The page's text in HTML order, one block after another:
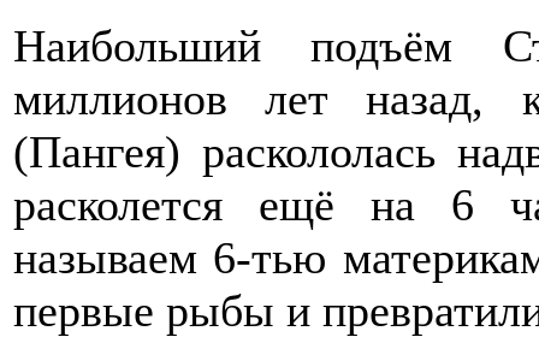
Наибольший подъём
миллионов лет назад,
(Пангея) раскололась
расколется ещё на 6
называем 6-тью
первые рыбы и